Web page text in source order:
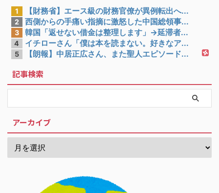
1 【財務省】エース級の財務官僚が異例転出へ...
2 西側からの手痛い指摘に激怒した中国総領事...
3 韓国「返せない借金は整理します」→延滞者...
4 イチローさん「僕は本を読まない。好きなア...
5 【朗報】中居正広さん、また聖人エピソード...
記事検索
アーカイブ